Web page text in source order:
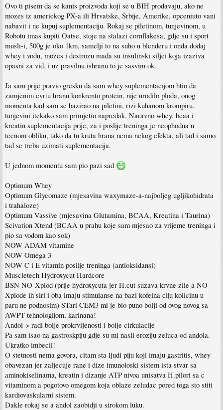
Ovo ti pisem da se kanis proizvoda koji se u BIH prodavaju, ako ne
mozes iz americkog PX-a ili Hrvatske, Srbije, Amerike, opceniuto vani
nabavit i ne kupuj suplementaciju. Rokaj se piletinom, tunjevinom, u
Robotu imas kupiti Oatse, stoje na stalazi cornflakesa, gdje su i sport
musli-i, 500g je oko 1km, samelji to na suho u blenderu i onda dodaj
whey i vodu, mozes i dextrozu mada su insulinski siljci koja izaziva
opasni za vid, i uz pravilnu ishranu to je sasvim ok.
Ja sam prije pravio gresku da sam whey suplementacijom htio da
zamjenim cvrtu hranu konkrento protein, nije urodilo ploda, onog
momenta kad sam se bazirao na piletini, rizi kuhanom krompiru,
tunjevini itekako sam primjetio napredak. Naravno whey, bcaa i
kreatin suplementacija prije, za i poslije treninga je neophodna u
tecnom obliku, tako da tu kruta hrana nema nekog efekta, ali tad i samo
tad se treba uzimati suplementacija.
U jednom momentu sam pio pazi sad
Optimum Whey
Optimum Glycomaze (mjesavina waxymaze-a-najboljeg ugljikohidrata
i trahaloze)
Optimum Vassive (mjesavina Glutamina, BCAA, Kreatina i Taurina)
Scivation Xtend (BCAA u prahu koje sam mjesao za vrijeme treninga i
pio sa vodom kao sok)
NOW ADAM vitamine
NOW Omega 3
NOW C i E vitamin poslije treninga (antioksidansi)
Muscletech Hydroxycut Hardcore
BSN NO-Xplod (prije hydroxycuta jer H.cut suzava krvne zile a NO-
Xplode ih siri i oba imaju stimulanse na bazi kofeina ciju kolicinu u
paru ne podnosim) STari CEM3 mi je bio puno bolji od ovog novog sa
AWPT tehnologijom, karinana!
Andol-> radi bolje prokrvljenosti i bolje cirkulacije
Pa sam isao na gastroskpiju gdje su mi nasli eroziju zeluca od andola.
Ukratko imbecil!
O stetnosti nema govora, citam sta ljudi piju koji imaju gastritis, whey
obavezan jer zaljecuje rane i dize imunoloski sistem ista stvar sa
aminokiselinama, kreatin i dizanje ATP nivoa unisatva H.pilori sa c
vitaminom a pogotovo omegom koja oblaze zeludac pored toga sto stiti
kardiovaskularni sistem.
Dakle rokaj se a andol zaobidji u sirokom luku.